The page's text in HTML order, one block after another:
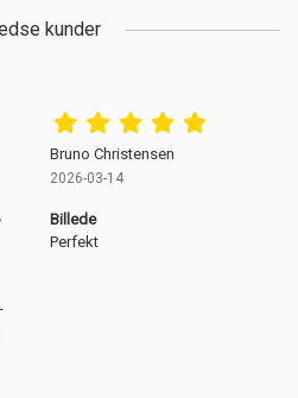
kunder
Bruno Christensen
2026-03-14
Billede
Perfekt